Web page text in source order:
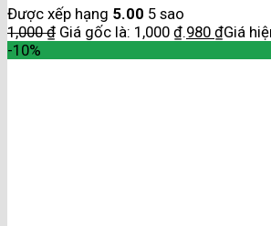
Được xếp hạng 5.00 5 sao
1,000₫ Giá gốc là: 1,000 ₫.980 ₫Giá
-10%